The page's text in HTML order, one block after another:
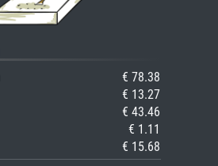
€ 78.38
€ 13.27
€ 43.46
€ 1.11
€ 15.68